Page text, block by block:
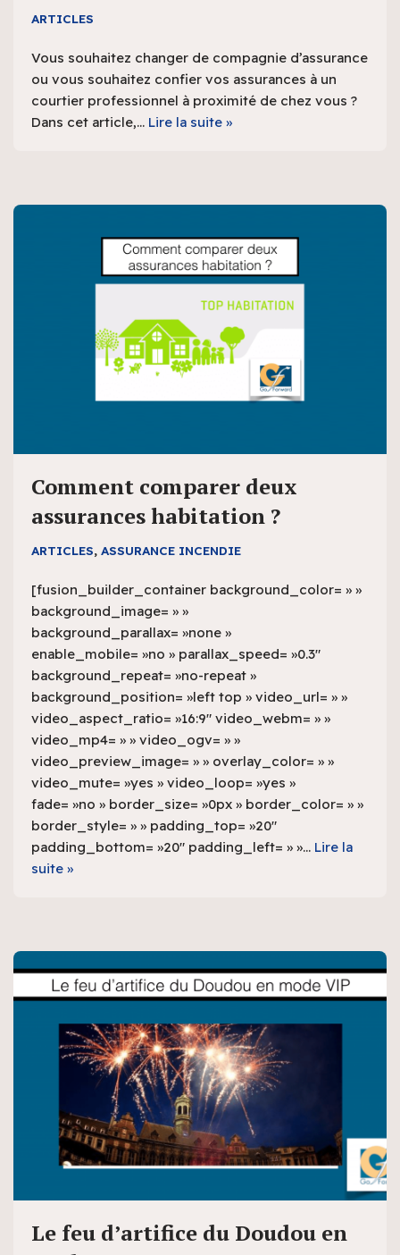
ARTICLES
Vous souhaitez changer de compagnie d’assurance
ou vous souhaitez confier vos assurances à un
courtier professionnel à proximité de chez vous ?
Dans cet article,… Lire la suite »
Comment comparer deux
assurances habitation ?
ARTICLES, ASSURANCE INCENDIE
[fusion_builder_container background_color= » »
background_image= » »
background_parallax= »none »
enable_mobile= »no » parallax_speed= »0.3″
background_repeat= »no-repeat »
background_position= »left top » video_url= » »
video_aspect_ratio= »16:9″ video_webm= » »
video_mp4= » » video_ogv= » »
video_preview_image= » » overlay_color= » »
video_mute= »yes » video_loop= »yes »
fade= »no » border_size= »0px » border_color= » »
border_style= » » padding_top= »20″
padding_bottom= »20″ padding_left= » »… Lire la
suite »
Le feu d’artifice du Doudou en